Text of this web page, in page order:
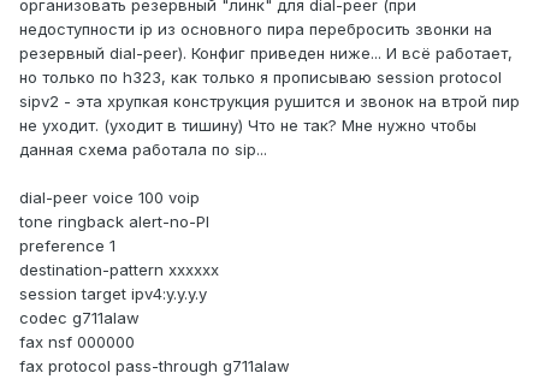
организовать резервный "линк" для dial-peer (при
недоступности ip из основного пира перебросить звонки на
резервный dial-peer). Конфиг приведен ниже... И всё работает,
но только по h323, как только я прописываю session protocol
sipv2 - эта хрупкая конструкция рушится и звонок на втрой пир
не уходит. (уходит в тишину) Что не так? Мне нужно чтобы
данная схема работала по sip...
dial-peer voice 100 voip
tone ringback alert-no-PI
preference 1
destination-pattern xxxxxx
session target ipv4:y.y.y.y
codec g711alaw
fax nsf 000000
fax protocol pass-through g711alaw